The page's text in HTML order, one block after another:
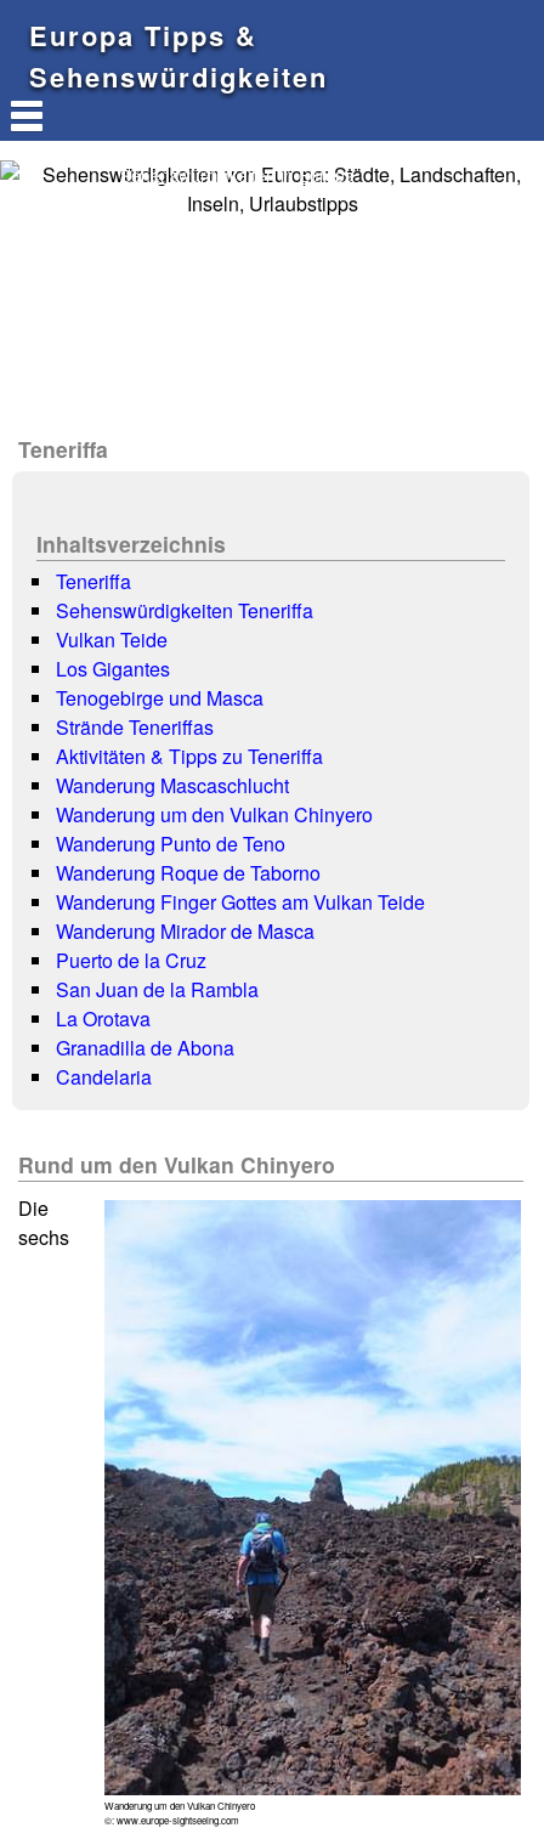
Europa Tipps &
Sehenswürdigkeiten
Sehenswürdigkeiten in Europa
Teneriffa
Inhaltsverzeichnis
Teneriffa
Sehenswürdigkeiten Teneriffa
Vulkan Teide
Los Gigantes
Tenogebirge und Masca
Strände Teneriffas
Aktivitäten & Tipps zu Teneriffa
Wanderung Mascaschlucht
Wanderung um den Vulkan Chinyero
Wanderung Punto de Teno
Wanderung Roque de Taborno
Wanderung Finger Gottes am Vulkan Teide
Wanderung Mirador de Masca
Puerto de la Cruz
San Juan de la Rambla
La Orotava
Granadilla de Abona
Candelaria
Rund um den Vulkan Chinyero
Wanderung um den Vulkan Chinyero
©: www.europe-sightseeing.com
Die
sechs